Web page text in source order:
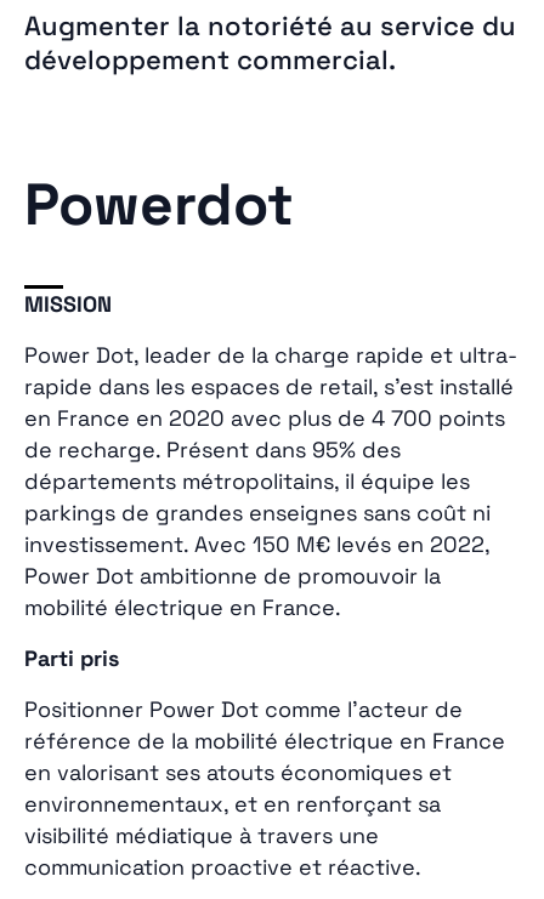
Augmenter la notoriété au service du
développement commercial.
Powerdot
MISSION
Power Dot, leader de la charge rapide et ultra-
rapide dans les espaces de retail, s’est installé
en France en 2020 avec plus de 4 700 points
de recharge. Présent dans 95% des
départements métropolitains, il équipe les
parkings de grandes enseignes sans coût ni
investissement. Avec 150 M€ levés en 2022,
Power Dot ambitionne de promouvoir la
mobilité électrique en France.
Parti pris
Positionner Power Dot comme l’acteur de
référence de la mobilité électrique en France
en valorisant ses atouts économiques et
environnementaux, et en renforçant sa
visibilité médiatique à travers une
communication proactive et réactive.